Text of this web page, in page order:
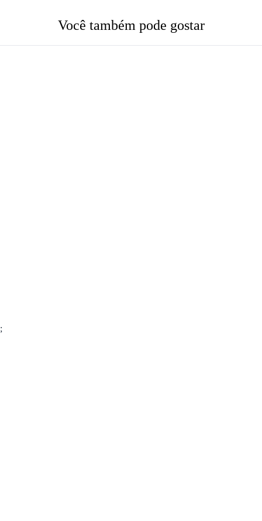
Você também pode gostar
;